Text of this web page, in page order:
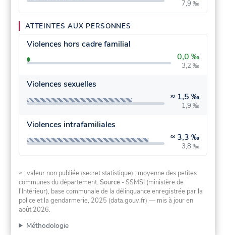
7,9 ‰
ATTEINTES AUX PERSONNES
Violences hors cadre familial
0,0 ‰
3,2 ‰
Violences sexuelles
≈ 1,5 ‰
1,9 ‰
Violences intrafamiliales
≈ 3,3 ‰
3,8 ‰
≈ : valeur non publiée (secret statistique) : moyenne des petites
communes du département.Source - SSMSI (ministère de
l'Intérieur), base communale de la délinquance enregistrée par la
police et la gendarmerie, 2025 (data.gouv.fr) — mis à jour en
août 2026.
Méthodologie